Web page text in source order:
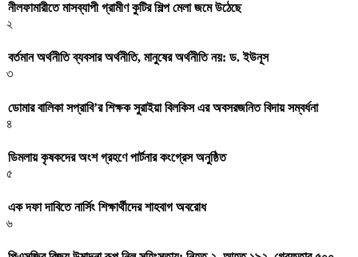
নীলফামারীতে মাসব্যাপী গ্রামীণ কুটির শিল্প মেলা জমে উঠেছে
২
বর্তমান অর্থনীতি ব্যবসার অর্থনীতি, মানুষের অর্থনীতি নয়: ড. ইউনূস
৩
ডোমার বালিকা সপ্রাবি’র শিক্ষক সুরাইয়া বিলকিস এর অবসরজনিত বিদায় সম্বর্ধনা
৪
ডিমলায় কৃষকদের অংশ গ্রহণে পার্টনার কংগ্রেস অনুষ্ঠিত
৫
এক দফা দাবিতে নার্সিং শিক্ষার্থীদের শাহবাগ অবরোধ
৬